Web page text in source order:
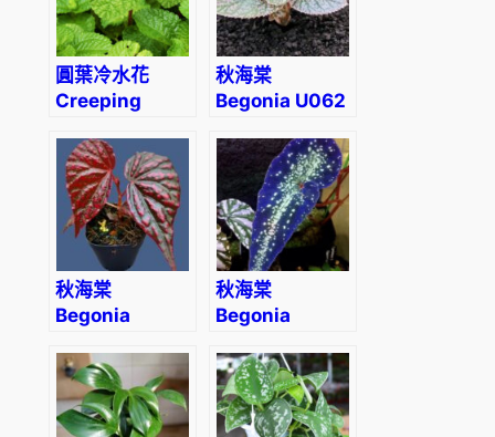
uncinata)
圓葉冷水花
Creeping
nummulariifollia)
秋海棠
Begonia U062
秋海棠
Begonia
秋海棠
Begonia